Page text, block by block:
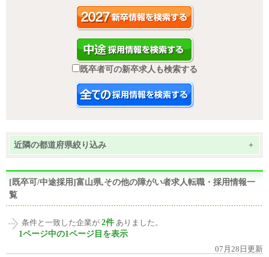
既卒者可の新卒求人も検索する
近隣の都道府県絞り込み +
[既卒可/中途採用]富山県,その他の障がい者求人転職・採用情報一
覧
条件と一致した企業が 2件 ありました。
1ページ中の1ページ目を表示
07月28日更新